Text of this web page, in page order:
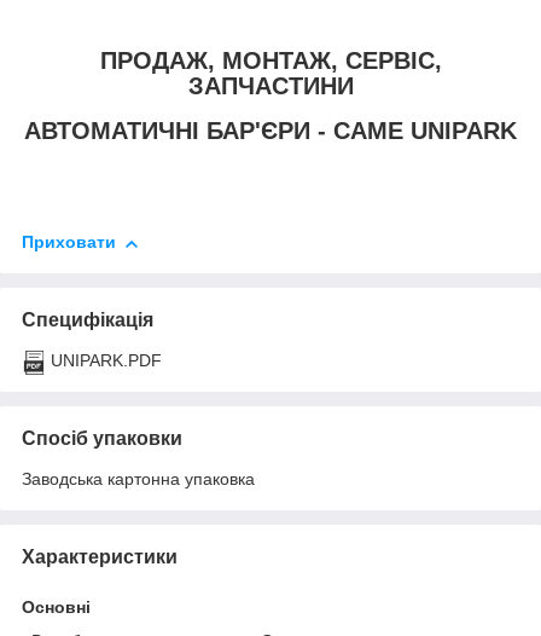
ПРОДАЖ, МОНТАЖ, СЕРВІС,
ЗАПЧАСТИНИ
АВТОМАТИЧНІ БАР'ЄРИ - CAME UNIPARK
Приховати
Специфікація
UNIPARK.PDF
Спосіб упаковки
Заводська картонна упаковка
Характеристики
Основні